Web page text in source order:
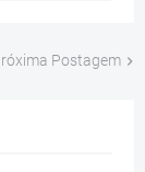
Postagem